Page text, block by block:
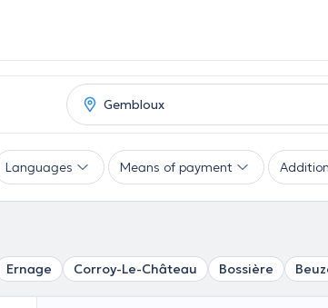
Languages Means of payment
Ernage Corroy-Le-Château Bossière